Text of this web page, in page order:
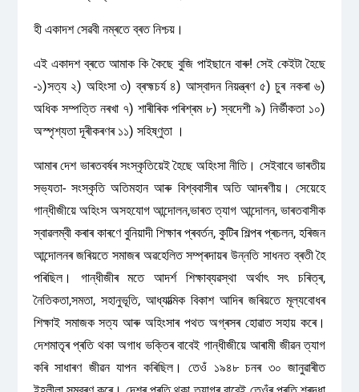
হী একাদশ সেৱবী নম্ৰতে ব্ৰত নিশ্চয়।
এই একাদশ ব্ৰতে আমাক কি কৈছে বুজি পাইছানে বাৰু! সেই কেইটা হৈছে
-১)সত্য ২) অহিংসা ৩) ব্ৰহ্মচৰ্য ৪) আস্বাদন নিয়ন্ত্ৰণ ৫) চুৰ নকৰা ৬)
অধিক সম্পত্তি নৰখা ৭) শাৰীৰিক পৰিশ্ৰম ৮) স্বদেশী ৯) নিৰ্ভীকতা ১০)
অস্পৃশ্যতা দূৰীকৰণৰ ১১) সহিষ্ণুতা ।
আমাৰ দেশ ভাৰতবৰ্ষৰ সংস্কৃতিয়েই হৈছে অহিংসা নীতি। সেইবাবে ভাৰতীয়
সভ্যতা- সংস্কৃতি অতিমহান আৰু বিশ্ববাসীৰ অতি আদৰণীয়। সেয়েহে
গান্ধীজীয়ে অহিংস অসহযোগ আন্দোলন,ভাৰত ত্যাগ আন্দোলন, ভাৰতবাসীক
স্বাৱলম্বী কৰাৰ কাৰণে বুনিয়াদী শিক্ষাৰ প্ৰবৰ্তন, কুটিৰ শিল্পৰ প্ৰচলন, হৰিজন
আন্দোলনৰ জৰিয়তে সমাজৰ অৱহেলিত সম্প্ৰদায়ৰ উন্নতি সাধনত ব্ৰতী হৈ
পৰিছিল। গান্ধীজীৰ মতে আদৰ্শ শিক্ষাব্যৱস্থা অৰ্থাৎ সৎ চৰিত্ৰ,
নৈতিকতা,সমতা, সহানুভূতি, আধ্যাত্মিক বিকাশ আদিৰ জৰিয়তে মূল্যবোধৰ
শিক্ষাই সমাজক সত্য আৰু অহিংসাৰ পথত অগ্ৰসৰ হোৱাত সহায় কৰে।
দেশমাতৃৰ প্ৰতি থকা অগাধ ভক্তিৰ বাবেই গান্ধীজীয়ে আৰামী জীৱন ত্যাগ
কৰি সাধাৰণ জীৱন যাপন কৰিছিল। তেওঁ ১৯৪৮ চনৰ ৩০ জানুৱাৰীত